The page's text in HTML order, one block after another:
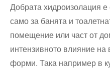
Добрата‍ хидроизолация
само за ‍банята и
помещение или⁣ част от
интензивното влияние на
форми. Така например в